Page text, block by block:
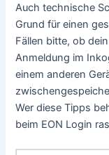
Auch technische
Grund für einen
Fällen bitte, ob
Anmeldung im
einem anderen
Wer diese Tipps
beim EON Login